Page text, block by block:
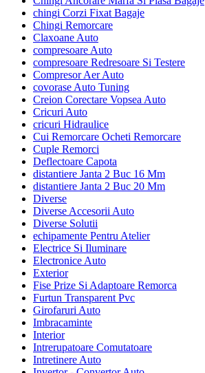
chingi Corzi Fixat Bagaje
Chingi Remorcare
Claxoane Auto
compresoare Auto
compresoare Redresoare Si Testere
Compresor Aer Auto
covorase Auto Tuning
Creion Corectare Vopsea Auto
Cricuri Auto
cricuri Hidraulice
Cui Remorcare Ocheti Remorcare
Cuple Remorci
Deflectoare Capota
distantiere Janta 2 Buc 16 Mm
distantiere Janta 2 Buc 20 Mm
Diverse
Diverse Accesorii Auto
Diverse Solutii
echipamente Pentru Atelier
Electrice Si Iluminare
Electronice Auto
Exterior
Fise Prize Si Adaptoare Remorca
Furtun Transparent Pvc
Girofaruri Auto
Imbracaminte
Interior
Intrerupatoare Comutatoare
Intretinere Auto